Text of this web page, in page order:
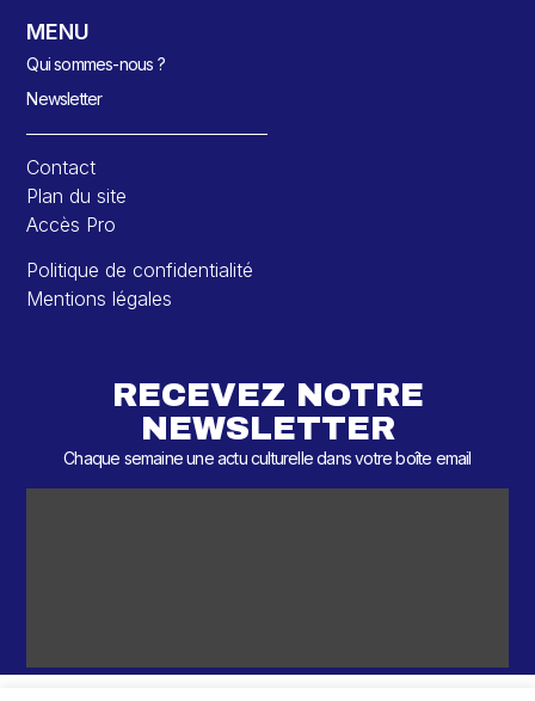
MENU
Qui sommes-nous ?
Newsletter
Contact
Plan du site
Accès Pro
Politique de confidentialité
Mentions légales
RECEVEZ NOTRE
NEWSLETTER
Chaque semaine une actu culturelle dans votre boîte email